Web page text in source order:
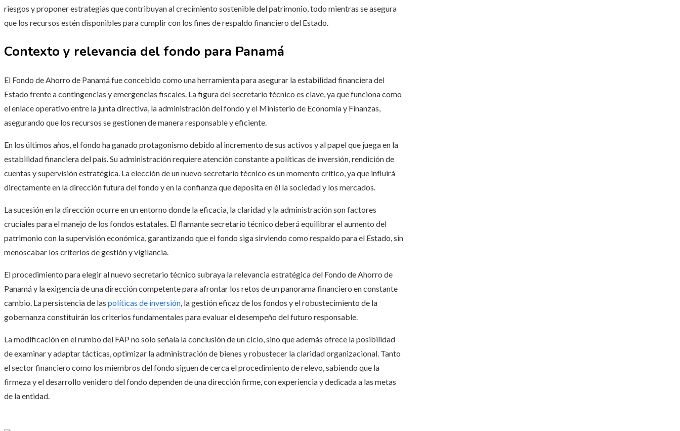
riesgos y proponer estrategias que contribuyan al crecimiento sostenible del patrimonio, todo mientras se asegura
que los recursos estén disponibles para cumplir con los fines de respaldo financiero del Estado.
Contexto y relevancia del fondo para Panamá
El Fondo de Ahorro de Panamá fue concebido como una herramienta para asegurar la estabilidad financiera del
Estado frente a contingencias y emergencias fiscales. La figura del secretario técnico es clave, ya que funciona como
el enlace operativo entre la junta directiva, la administración del fondo y el Ministerio de Economía y Finanzas,
asegurando que los recursos se gestionen de manera responsable y eficiente.
En los últimos años, el fondo ha ganado protagonismo debido al incremento de sus activos y al papel que juega en la
estabilidad financiera del país. Su administración requiere atención constante a políticas de inversión, rendición de
cuentas y supervisión estratégica. La elección de un nuevo secretario técnico es un momento crítico, ya que influirá
directamente en la dirección futura del fondo y en la confianza que deposita en él la sociedad y los mercados.
La sucesión en la dirección ocurre en un entorno donde la eficacia, la claridad y la administración son factores
cruciales para el manejo de los fondos estatales. El flamante secretario técnico deberá equilibrar el aumento del
patrimonio con la supervisión económica, garantizando que el fondo siga sirviendo como respaldo para el Estado, sin
menoscabar los criterios de gestión y vigilancia.
El procedimiento para elegir al nuevo secretario técnico subraya la relevancia estratégica del Fondo de Ahorro de
Panamá y la exigencia de una dirección competente para afrontar los retos de un panorama financiero en constante
cambio. La persistencia de las políticas de inversión, la gestión eficaz de los fondos y el robustecimiento de la
gobernanza constituirán los criterios fundamentales para evaluar el desempeño del futuro responsable.
La modificación en el rumbo del FAP no solo señala la conclusión de un ciclo, sino que además ofrece la posibilidad
de examinar y adaptar tácticas, optimizar la administración de bienes y robustecer la claridad organizacional. Tanto
el sector financiero como los miembros del fondo siguen de cerca el procedimiento de relevo, sabiendo que la
firmeza y el desarrollo venidero del fondo dependen de una dirección firme, con experiencia y dedicada a las metas
de la entidad.